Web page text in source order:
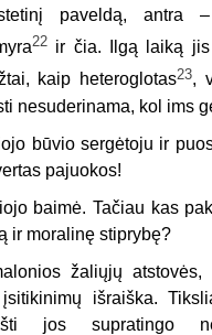
paveldą, antra
22ir čia. Ilgą laiką jis
kaip heteroglotas23,
nesuderinama, kol ims
būvio sergėtoju ir
pajuokos!
baimė. Tačiau kas
ir moralinę stiprybę?
žaliųjų atstovės,
išraiška.
jos supratingo